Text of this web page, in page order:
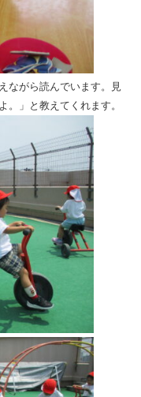
ながら読んでいます。見
。」と教えてくれます。